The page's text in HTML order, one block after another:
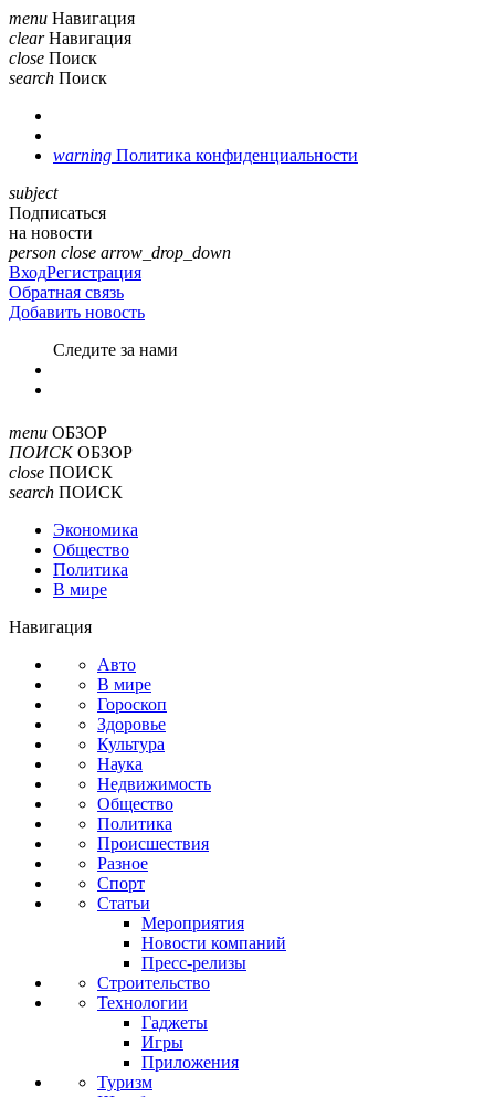
menu Навигация
clear Навигация
close Поиск
search Поиск
warning Политика конфиденциальности
subject
Подписаться
на новости
person close arrow_drop_down
ВходРегистрация
Обратная связь
Добавить новость
Cледите за нами
menu ОБЗОР
ПОИСК ОБЗОР
close ПОИСК
search ПОИСК
Экономика
Общество
Политика
В мире
Навигация
Авто
В мире
Гороскоп
Здоровье
Культура
Наука
Недвижимость
Общество
Политика
Происшествия
Разное
Спорт
Статьи
Мероприятия
Новости компаний
Пресс-релизы
Строительство
Технологии
Гаджеты
Игры
Приложения
Туризм